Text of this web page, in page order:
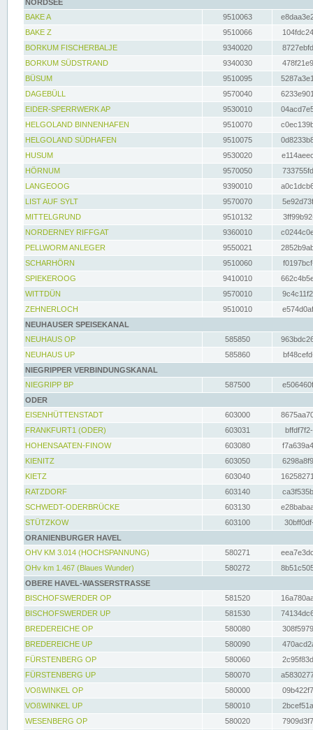
NORDSEE
BAKE A
9510063
BAKE Z
9510066
BORKUM FISCHERBALJE
9340020
BORKUM SÜDSTRAND
9340030
BÜSUM
9510095
DAGEBÜLL
9570040
EIDER-SPERRWERK AP
9530010
HELGOLAND BINNENHAFEN
9510070
HELGOLAND SÜDHAFEN
9510075
HUSUM
9530020
HÖRNUM
9570050
LANGEOOG
9390010
LIST AUF SYLT
9570070
MITTELGRUND
9510132
NORDERNEY RIFFGAT
9360010
PELLWORM ANLEGER
9550021
SCHARHÖRN
9510060
SPIEKEROOG
9410010
WITTDÜN
9570010
ZEHNERLOCH
9510010
NEUHAUSER SPEISEKANAL
NEUHAUS OP
585850
NEUHAUS UP
585860
NIEGRIPPER VERBINDUNGSKANAL
NIEGRIPP BP
587500
ODER
EISENHÜTTENSTADT
603000
FRANKFURT1 (ODER)
603031
HOHENSAATEN-FINOW
603080
KIENITZ
603050
KIETZ
603040
RATZDORF
603140
SCHWEDT-ODERBRÜCKE
603130
STÜTZKOW
603100
ORANIENBURGER HAVEL
OHV KM 3.014 (HOCHSPANNUNG)
580271
OHv km 1.467 (Blaues Wunder)
580272
OBERE HAVEL-WASSERSTRASSE
BISCHOFSWERDER OP
581520
BISCHOFSWERDER UP
581530
BREDEREICHE OP
580080
BREDEREICHE UP
580090
FÜRSTENBERG OP
580060
FÜRSTENBERG UP
580070
VOßWINKEL OP
580000
VOßWINKEL UP
580010
WESENBERG OP
580020